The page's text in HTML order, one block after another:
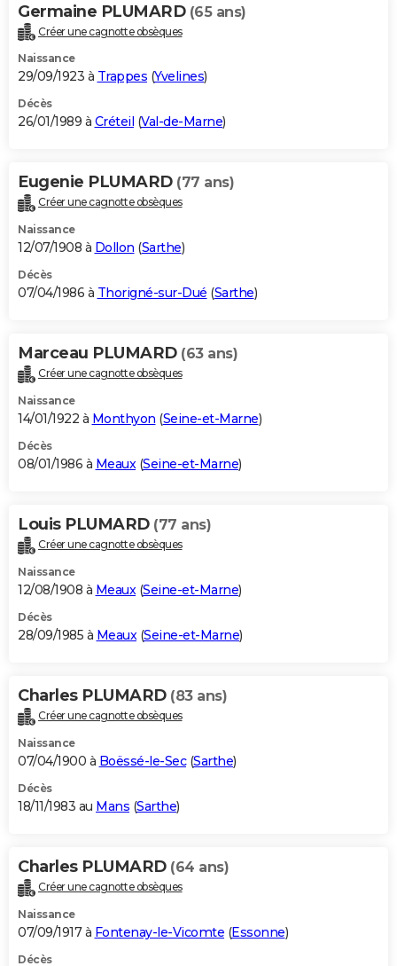
Germaine PLUMARD (65 ans)
Créer une cagnotte obsèques
Naissance
29/09/1923 à Trappes (Yvelines)
Décès
26/01/1989 à Créteil (Val-de-Marne)
Eugenie PLUMARD (77 ans)
Créer une cagnotte obsèques
Naissance
12/07/1908 à Dollon (Sarthe)
Décès
07/04/1986 à Thorigné-sur-Dué (Sarthe)
Marceau PLUMARD (63 ans)
Créer une cagnotte obsèques
Naissance
14/01/1922 à Monthyon (Seine-et-Marne)
Décès
08/01/1986 à Meaux(Seine-et-Marne)
Louis PLUMARD (77 ans)
Créer une cagnotte obsèques
Naissance
12/08/1908 à Meaux(Seine-et-Marne)
Décès
28/09/1985 à Meaux(Seine-et-Marne)
Charles PLUMARD (83 ans)
Créer une cagnotte obsèques
Naissance
07/04/1900 à Boëssé-le-Sec(Sarthe)
Décès
18/11/1983 au Mans (Sarthe)
Charles PLUMARD (64 ans)
Créer une cagnotte obsèques
Naissance
07/09/1917 à Fontenay-le-Vicomte (Essonne)
Décès